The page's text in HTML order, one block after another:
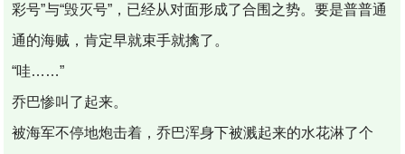
彩号”与“毁灭号”，已经从对面形成了合围之势。要是普普通
通的海贼，肯定早就束手就擒了。
“哇……”
乔巴惨叫了起来。
被海军不停地炮击着，乔巴浑身下被溅起来的水花淋了个